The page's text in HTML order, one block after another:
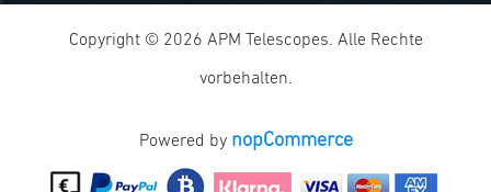
Copyright © 2026 APM Telescopes. Alle Rechte
vorbehalten.
Powered by nopCommerce